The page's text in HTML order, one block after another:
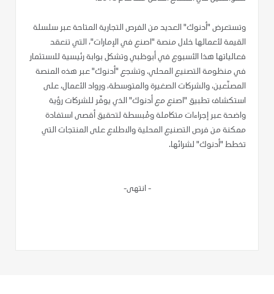
وتستعرض "أدنوك" العديد من الفرص التجارية المتاحة عبر سلسلة
القيمة لأعمالها خلال منصة "اصنع في الإمارات"، التي تنعقد
فعالياتها هذا الأسبوع في أبوظبي وتشكل بوابة رئيسية للاستثمار
في منظومة التصنيع المحلي. وتشجع "أدنوك" عبر هذه المنصة
المصنّعين، والشركات الصغيرة والمتوسطة، ورواد الأعمال، على
استكشاف تطبيق "اصنع مع أدنوك" الذي يوفّر للشركات رؤية
واضحة عبر إجراءات متكاملة ومُبسطة لتحقيق أقصى استفادة
ممكنة من فرص التصنيع المحلية والاطلاع على المنتجات التي
تخطط "أدنوك" لشرائها.
- انتهى-